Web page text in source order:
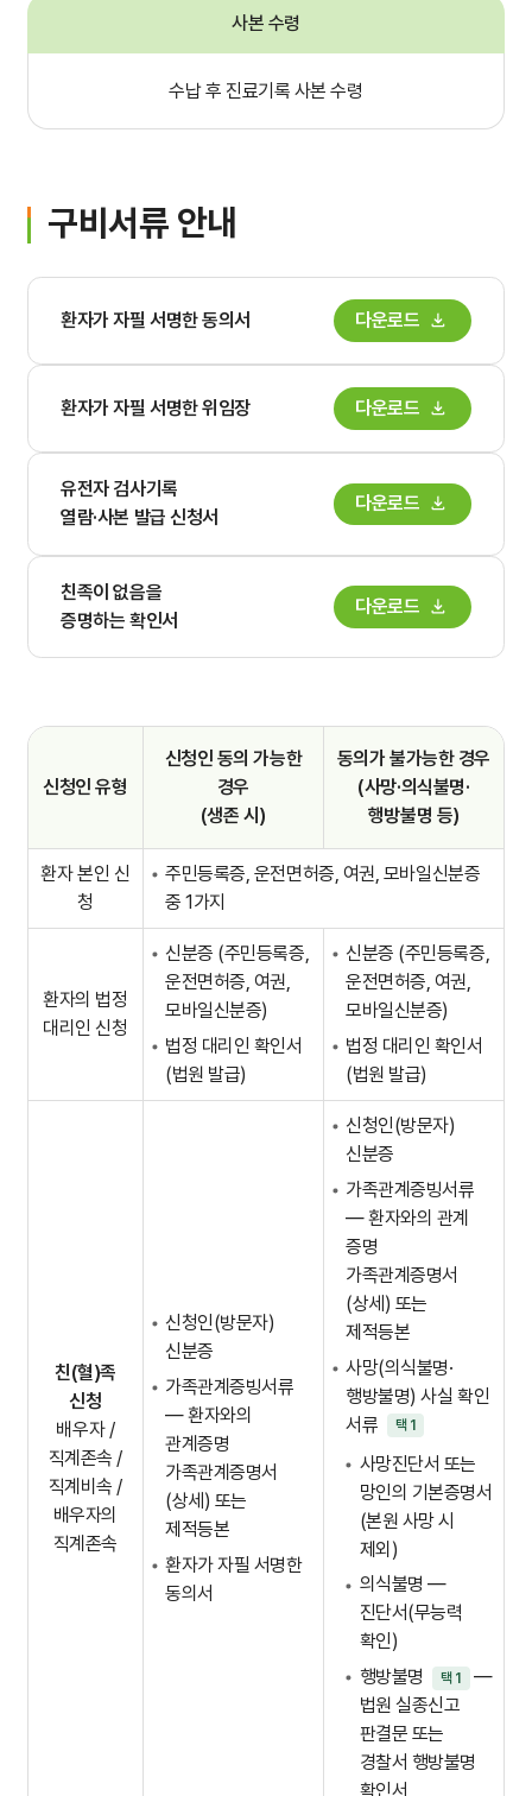
사본 수령
수납 후 진료기록 사본 수령
구비서류 안내
환자가 자필 서명한 동의서 다운로드
환자가 자필 서명한 위임장 다운로드
유전자 검사기록
열람·사본 발급 신청서
다운로드
친족이 없음을
증명하는 확인서
다운로드
신청인 유형
신청인 동의 가능한
경우
(생존 시)
동의가 불가능한 경우
(사망·의식불명·
행방불명 등)
환자 본인 신
청
주민등록증, 운전면허증, 여권, 모바일신분증
중 1가지
환자의 법정
대리인 신청
신분증 (주민등록증,
운전면허증, 여권,
모바일신분증)
법정 대리인 확인서
(법원 발급)
신분증 (주민등록증,
운전면허증, 여권,
모바일신분증)
법정 대리인 확인서
(법원 발급)
친(혈)족
신청
배우자 /
직계존속 /
직계비속 /
배우자의
직계존속
신청인(방문자)
신분증
가족관계증빙서류
— 환자와의
관계증명
가족관계증명서
(상세) 또는
제적등본
환자가 자필 서명한
동의서
신청인(방문자)
신분증
가족관계증빙서류
— 환자와의 관계
증명
가족관계증명서
(상세) 또는
제적등본
사망(의식불명·
행방불명) 사실 확인
서류
택 1
사망진단서 또는
망인의 기본증명서
(본원 사망 시
제외)
의식불명 —
진단서(무능력
확인)
행방불명
택 1
—
법원 실종신고
판결문 또는
경찰서 행방불명
확인서